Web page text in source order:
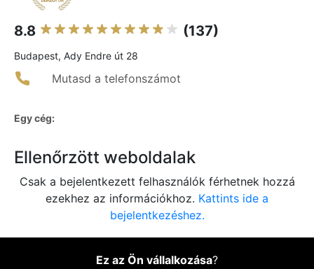
8.8 (137)
Budapest, Ady Endre út 28
Mutasd a telefonszámot
Egy cég:
Ellenőrzött weboldalak
Csak a bejelentkezett felhasználók férhetnek hozzá
ezekhez az információkhoz. Kattints ide a
bejelentkezéshez.
Ez az Ön vállalkozása?